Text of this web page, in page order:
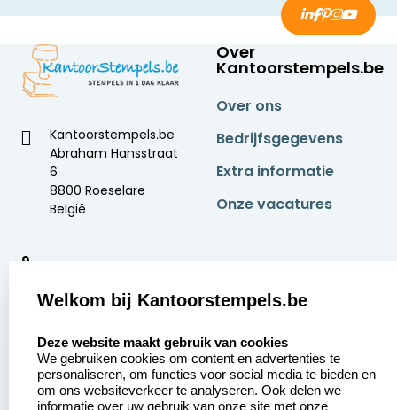
Kantoorstempels.be
Abraham Hansstraat
6
8800 Roeselare
België
9
Over
Kantoorstempels.be
Over ons
Bedrijfsgegevens
Extra informatie
Onze vacatures
Aanvraag op maat
Betaling &
Contact opnemen
Veel gestelde vragen
Welkom bij Kantoorstempels.be
Deze website maakt gebruik van cookies
We gebruiken cookies om content en advertenties te
personaliseren, om functies voor social media te bieden en
om ons websiteverkeer te analyseren. Ook delen we
informatie over uw gebruik van onze site met onze